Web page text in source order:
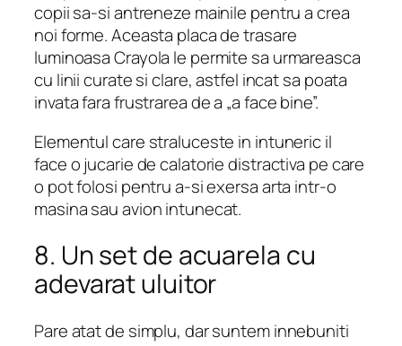
copii sa-si antreneze mainile pentru a crea
noi forme. Aceasta placa de trasare
luminoasa Crayola le permite sa urmareasca
cu linii curate si clare, astfel incat sa poata
invata fara frustrarea de a „a face bine”.
Elementul care straluceste in intuneric il
face o jucarie de calatorie distractiva pe care
o pot folosi pentru a-si exersa arta intr-o
masina sau avion intunecat.
8. Un set de acuarela cu
adevarat uluitor
Pare atat de simplu, dar suntem innebuniti